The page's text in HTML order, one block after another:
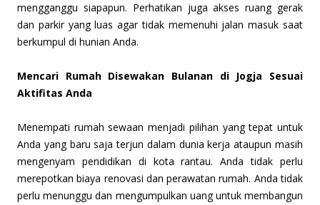
mengganggu siapapun. Perhatikan juga akses ruang gerak
dan parkir yang luas agar tidak memenuhi jalan masuk saat
berkumpul di hunian Anda.
Mencari Rumah Disewakan Bulanan di Jogja Sesuai
Aktifitas Anda
Menempati rumah sewaan menjadi pilihan yang tepat untuk
Anda yang baru saja terjun dalam dunia kerja ataupun masih
mengenyam pendidikan di kota rantau. Anda tidak perlu
merepotkan biaya renovasi dan perawatan rumah. Anda tidak
perlu menunggu dan mengumpulkan uang untuk membangun